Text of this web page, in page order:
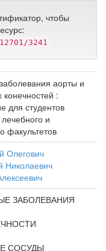
чтобы
3241
аорты и
:
для студентов
и
факультетов
Олегович
Николаевич
ЗАБОЛЕВАНИЯ
СОСУДЫ